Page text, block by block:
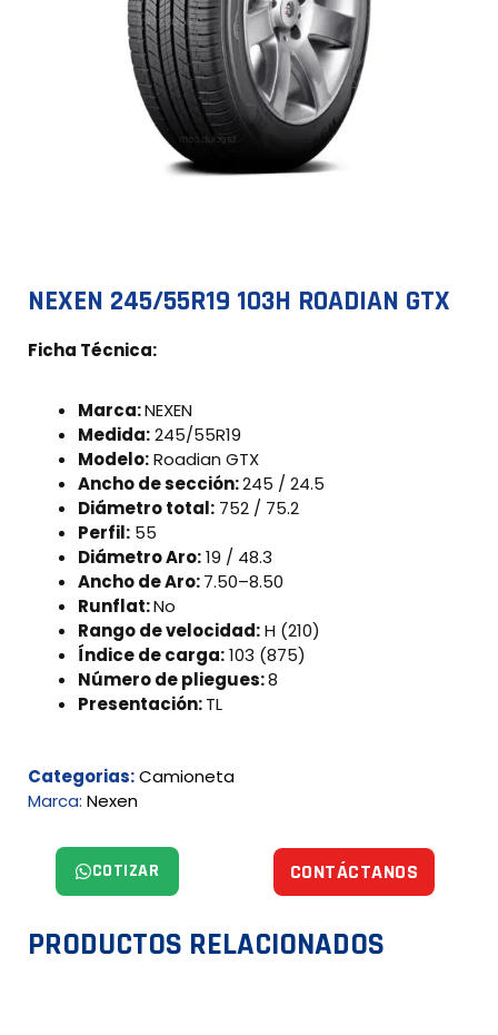
NEXEN 245/55R19 103H ROADIAN GTX
Ficha Técnica:
Marca:NEXEN
Medida:245/55R19
Modelo:Roadian GTX
Ancho de sección:245 / 24.5
Diámetro total: 752 / 75.2
Perfil: 55
Diámetro Aro:19 / 48.3
Ancho de Aro:7.50–8.50
Runflat:No
Rango de velocidad:H (210)
Índice de carga:103 (875)
Número de pliegues:8
Presentación:TL
Categorias:Camioneta
Marca: Nexen
COTIZAR CONTÁCTANOS
PRODUCTOS RELACIONADOS